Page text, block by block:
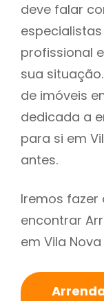
deve falar
profissional
sua
de imóveis
dedicada a
para si em
antes.
Iremos fazer
encontrar
em Vila